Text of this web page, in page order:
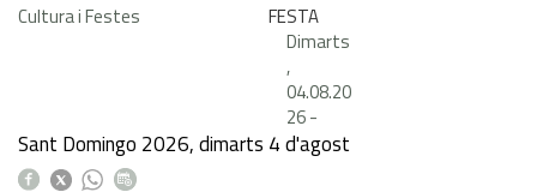
Cultura i Festes
FESTA
Dimarts
,
04.08.20
26-
Sant Domingo 2026, dimarts 4 d'agost